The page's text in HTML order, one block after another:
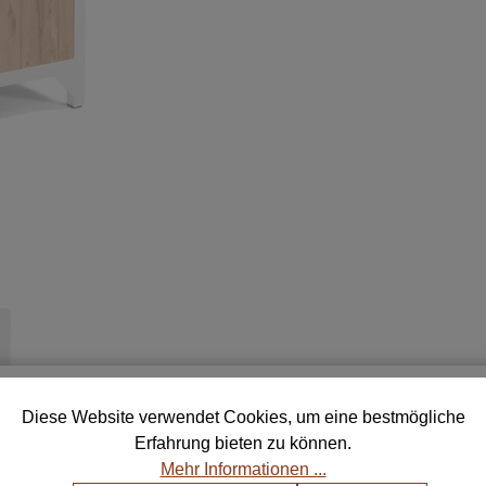
Muster für deine
bis zu 5 Farb- und Stoffmustern und finde die
Kombination für dein Zuhause.
Diese Website verwendet Cookies, um eine bestmögliche
Erfahrung bieten zu können.
Mehr Informationen ...